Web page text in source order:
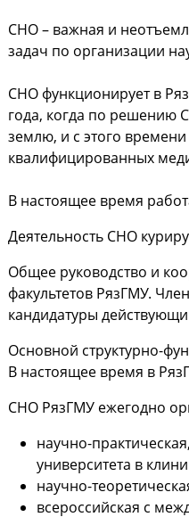
СНО – важная и
задач по организации
СНО функционирует в
года, когда по решению
землю, и с этого
квалифицированных
В настоящее время
Деятельность СНО
Общее руководство и
факультетов РязГМУ.
кандидатуры
Основной структурно-
В настоящее время в
СНО РязГМУ ежегодно
научно-
университета в
научно-
всероссийская с